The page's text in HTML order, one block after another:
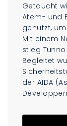
Getaucht
Atem- und
genutzt,
Mit einem
stieg
Begleitet
der AIDA